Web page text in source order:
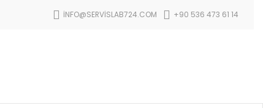
INFO@SERVISLAB724.COM +90 536 473 61 14